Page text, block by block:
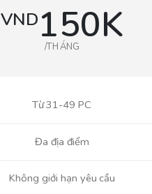
VND150K
/THÁNG
Từ 31-49 PC
Đa địa điểm
Không giới hạn yêu cầu